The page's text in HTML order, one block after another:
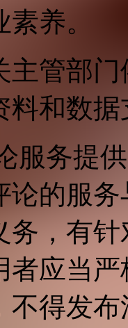
养。
主管部
料和数
服务提
论的服
务，有
者应当
不得发